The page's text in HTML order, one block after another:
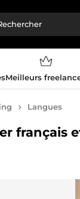
Meilleurs
Langues
français